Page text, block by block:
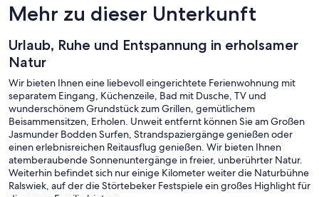
Mehr zu dieser Unterkunft
Urlaub, Ruhe und Entspannung in erholsamer
Natur
Wir bieten Ihnen eine liebevoll eingerichtete Ferienwohnung mit
separatem Eingang, Küchenzeile, Bad mit Dusche, TV und
wunderschönem Grundstück zum Grillen, gemütlichem
Beisammensitzen, Erholen. Unweit entfernt können Sie am Großen
Jasmunder Bodden Surfen, Strandspaziergänge genießen oder
einen erlebnisreichen Reitausflug genießen. Wir bieten Ihnen
atemberaubende Sonnenuntergänge in freier, unberührter Natur.
Weiterhin befindet sich nur einige Kilometer weiter die Naturbühne
Ralswiek, auf der die Störtebeker Festspiele ein großes Highlight für